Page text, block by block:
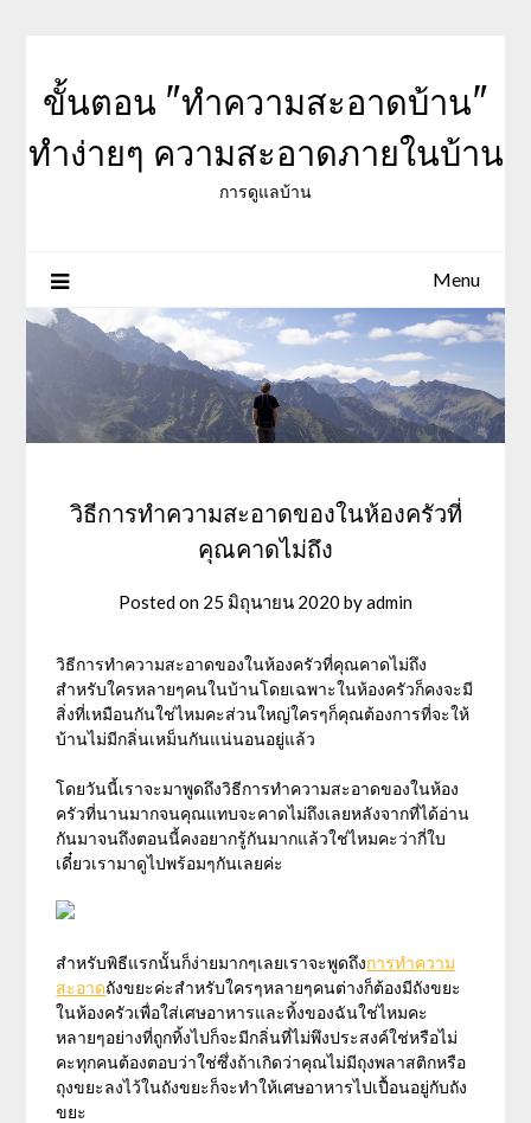
content
ขั้นตอน "ทำความสะอาดบ้าน"
ทำง่ายๆ ความสะอาดภายในบ้าน
การดูแลบ้าน
Menu
วิธีการทำความสะอาดของในห้องครัวที่
คุณคาดไม่ถึง
Posted on 25 มิถุนายน 2020 byadmin
วิธีการทำความสะอาดของในห้องครัวที่คุณคาดไม่ถึง
สำหรับใครหลายๆคนในบ้านโดยเฉพาะในห้องครัวก็คงจะมี
สิ่งที่เหมือนกันใช่ไหมคะส่วนใหญ่ใครๆก็คุณต้องการที่จะให้
บ้านไม่มีกลิ่นเหม็นกันแน่นอนอยู่แล้ว
โดยวันนี้เราจะมาพูดถึงวิธีการทำความสะอาดของในห้อง
ครัวที่นานมากจนคุณแทบจะคาดไม่ถึงเลยหลังจากที่ได้อ่าน
กันมาจนถึงตอนนี้คงอยากรู้กันมากแล้วใช่ไหมคะว่ากี่ใบ
เดี๋ยวเรามาดูไปพร้อมๆกันเลยค่ะ
สำหรับพิธีแรกนั้นก็ง่ายมากๆเลยเราจะพูดถึงการทำความ
สะอาดถังขยะค่ะสำหรับใครๆหลายๆคนต่างก็ต้องมีถังขยะ
ในห้องครัวเพื่อใส่เศษอาหารและทิ้งของฉันใช่ไหมคะ
หลายๆอย่างที่ถูกทิ้งไปก็จะมีกลิ่นที่ไม่พึงประสงค์ใช่หรือไม่
คะทุกคนต้องตอบว่าใช่ซึ่งถ้าเกิดว่าคุณไม่มีถุงพลาสติกหรือ
ถุงขยะลงไว้ในถังขยะก็จะทำให้เศษอาหารไปเปื้อนอยู่กับถัง
ขยะ